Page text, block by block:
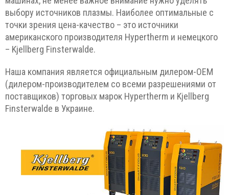
выбору источников плазмы. Наиболее оптимальные с
точки зрения цена-качество – это источники
американского производителя Hypertherm и немецкого
– Kjellberg Finsterwalde.
Наша компания является официальным дилером-ОЕМ
(дилером-производителем со всеми разрешениями от
поставщиков) торговых марок Hypertherm и Kjellberg
Finsterwalde в Украине.